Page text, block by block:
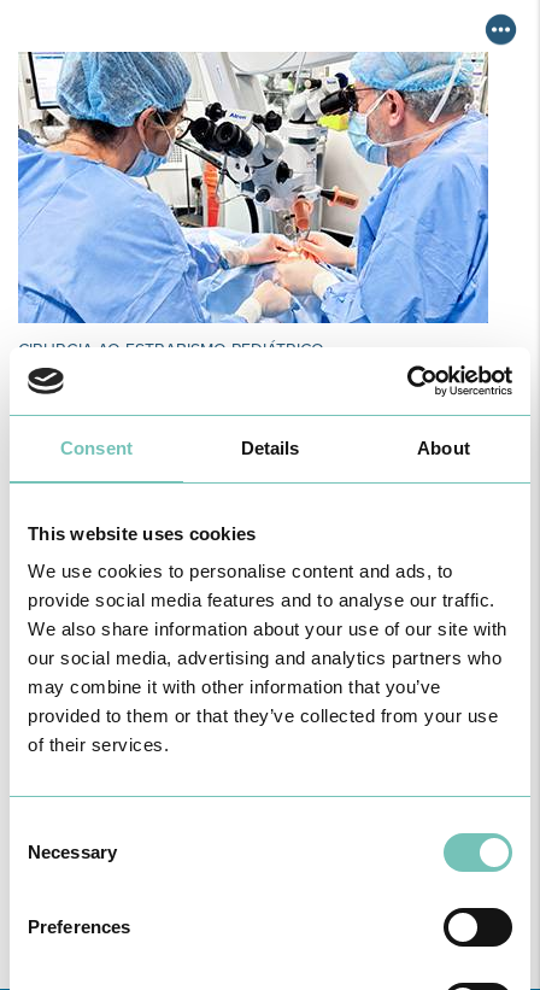
Consent Details About
This website uses cookies
We use cookies to personalise content and ads, to
provide social media features and to analyse our traffic.
We also share information about your use of our site with
our social media, advertising and analytics partners who
may combine it with other information that you’ve
provided to them or that they’ve collected from your use
of their services.
Selection
Necessary
Preferences
CIRURGIA AO ESTRABISMO PEDIÁTRICO
Realizou-se no Hospital CUF Faro a primeira Cirurgia de Estrabismo
Pediátrico n…
PODCAST EM ONCOLOGIA
conhecimento técnico c…